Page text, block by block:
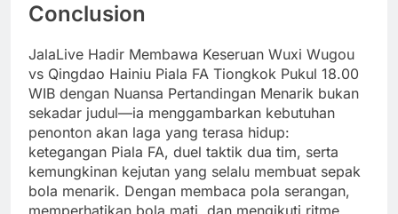
Conclusion
JalaLive Hadir Membawa Keseruan Wuxi Wugou
vs Qingdao Hainiu Piala FA Tiongkok Pukul 18.00
WIB dengan Nuansa Pertandingan Menarik bukan
sekadar judul—ia menggambarkan kebutuhan
penonton akan laga yang terasa hidup:
ketegangan Piala FA, duel taktik dua tim, serta
kemungkinan kejutan yang selalu membuat sepak
bola menarik. Dengan membaca pola serangan,
memperhatikan bola mati, dan mengikuti ritme